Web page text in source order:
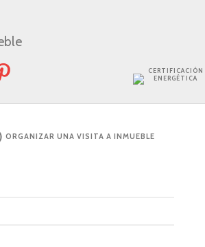
CERTIFICACIÓN
ENERGÉTICA
ORGANIZAR UNA VISITA A INMUEBLE